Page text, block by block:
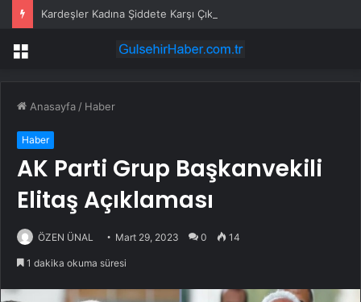
Kardeşler Kadına Şiddete Karşı Çıktı, Bıçaklandı
Menü
Anasayfa / Haber
Haber
AK Parti Grup Başkanvekili
Elitaş Açıklaması
ÖZEN ÜNAL Mart 29, 2023 0 14
1 dakika okuma süresi